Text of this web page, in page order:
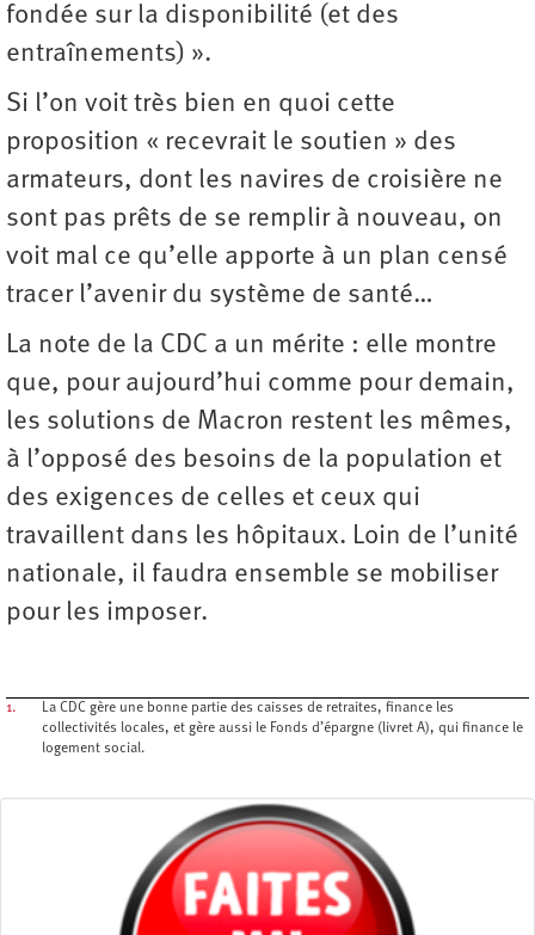
fondée sur la disponibilité (et des
entraînements) ».
Si l’on voit très bien en quoi cette
proposition « recevrait le soutien » des
armateurs, dont les navires de croisière ne
sont pas prêts de se remplir à nouveau, on
voit mal ce qu’elle apporte à un plan censé
tracer l’avenir du système de santé…
La note de la CDC a un mérite : elle montre
que, pour aujourd’hui comme pour demain,
les solutions de Macron restent les mêmes,
à l’opposé des besoins de la population et
des exigences de celles et ceux qui
travaillent dans les hôpitaux. Loin de l’unité
nationale, il faudra ensemble se mobiliser
pour les imposer.
1.
La CDC gère une bonne partie des caisses de retraites, finance les
collectivités locales, et gère aussi le Fonds d’épargne (livret A), qui finance le
logement social.